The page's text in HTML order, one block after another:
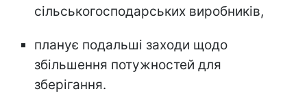
сільськогосподарських виробників,
планує подальші заходи щодо
збільшення потужностей для
зберігання.